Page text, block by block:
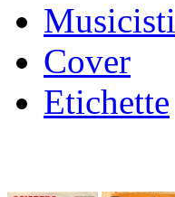
Musicisti
Cover
Etichette